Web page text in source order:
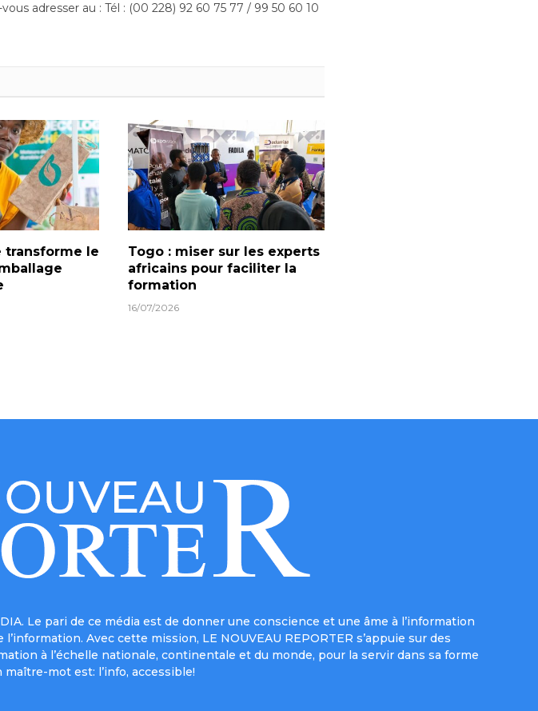
adresser au : Tél : (00 228) 92 60 75 77 / 99 50 60 10
transforme le
Togo : miser sur les experts
africains pour faciliter la
formation
16/07/2026
Le pari de ce média est de donner une conscience et une âme à l’information
Avec cette mission, LE NOUVEAU REPORTER s’appuie sur des
à l’échelle nationale, continentale et du monde, pour la servir dans sa forme
mot est: l’info, accessible!